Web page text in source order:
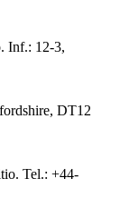
Inf.: 12-3,
DT12
Tel.: +44-